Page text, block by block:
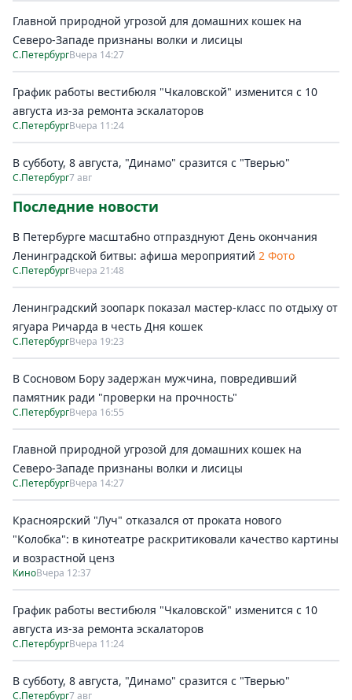
Главной природной угрозой для домашних кошек на
Северо-Западе признаны волки и лисицы
С.ПетербургВчера 14:27
График работы вестибюля "Чкаловской" изменится с 10
августа из-за ремонта эскалаторов
С.ПетербургВчера 11:24
В субботу, 8 августа, "Динамо" сразится с "Тверью"
С.Петербург7 авг
Последние новости
В Петербурге масштабно отпразднуют День окончания
Ленинградской битвы: афиша мероприятий 2 Фото
С.ПетербургВчера 21:48
Ленинградский зоопарк показал мастер-класс по отдыху от
ягуара Ричарда в честь Дня кошек
С.ПетербургВчера 19:23
В Сосновом Бору задержан мужчина, повредивший
памятник ради "проверки на прочность"
С.ПетербургВчера 16:55
Главной природной угрозой для домашних кошек на
Северо-Западе признаны волки и лисицы
С.ПетербургВчера 14:27
Красноярский "Луч" отказался от проката нового
"Колобка": в кинотеатре раскритиковали качество картины
и возрастной ценз
КиноВчера 12:37
График работы вестибюля "Чкаловской" изменится с 10
августа из-за ремонта эскалаторов
С.ПетербургВчера 11:24
В субботу, 8 августа, "Динамо" сразится с "Тверью"
С.Петербург7 авг